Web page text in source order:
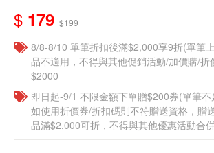
$ 179 $199
8/8-8/10 單筆折扣後滿$2,000享9折(單筆
品不適用，不得與其他促銷活動/加價購/
$2000
即日起-9/1 不限金額下單贈$200券(單筆
如使用折價券/折扣碼則不符贈送資格，贈
品滿$2,000可折，不得與其他優惠活動合